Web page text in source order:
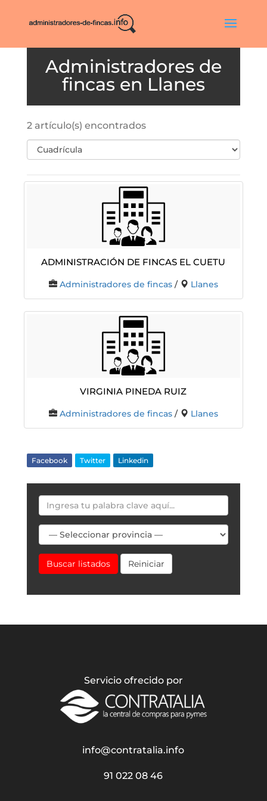
Llanes
2 artículo(s) encontrados
Administración de Fincas El Cuetu
Administradores de fincas/ Llanes
Virginia Pineda Ruiz
Administradores de fincas/ Llanes
Facebook Twitter Linkedin
Buscar listados Reiniciar
Servicio ofrecido por
info@contratalia.info
91 022 08 46